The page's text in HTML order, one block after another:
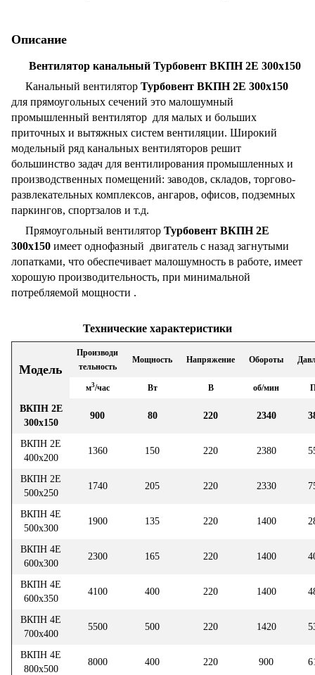
Описание
Вентилятор канальный Турбовент ВКПН 2Е 300x150
Канальный вентилятор Турбовент ВКПН 2Е 300х150
для прямоугольных сечений это малошумный
промышленный вентилятор для малых и больших
приточных и вытяжных систем вентиляции. Широкий
модельный ряд канальных вентиляторов решит
большинство задач для вентилирования промышленных и
производственных помещений: заводов, складов, торгово-
развлекательных комплексов, ангаров, офисов, подземных
паркингов, спортзалов и т.д.
Прямоугольный вентилятор Турбовент ВКПН 2Е
300х150 имеет однофазный двигатель с назад загнутыми
лопатками, что обеспечивает малошумность в работе, имеет
хорошую производительность, при минимальной
потребляемой мощности .
Технические характеристики
Модель
Производи
тельность
Мощность Напряжение Обороты
м3/час Вт В об/мин
ВКПН 2Е
300х150
900 80 220 2340
ВКПН 2Е
400х200
1360 150 220 2380
ВКПН 2Е
500х250
1740 205 220 2330
ВКПН 4Е
500х300
1900 135 220 1400
ВКПН 4Е
600х300
2300 165 220 1400
ВКПН 4Е
600х350
4100 400 220 1400
ВКПН 4Е
700х400
5500 500 220 1420
ВКПН 4Е
800х500
8000 400 220 900